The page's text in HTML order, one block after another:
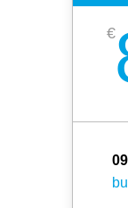
€